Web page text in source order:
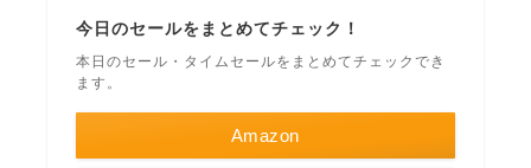
今日のセールをまとめてチェック！
本日のセール・タイムセールをまとめてチェックでき
ます。
Amazon